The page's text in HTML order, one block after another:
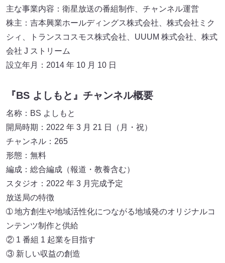
主な事業内容：衛星放送の番組制作、チャンネル運営
株主：吉本興業ホールディングス株式会社、株式会社ミク
シィ、トランスコスモス株式会社、UUUM 株式会社、株式
会社 J ストリーム
設立年月：2014 年 10 月 10 日
『BS よしもと』チャンネル概要
名称：BS よしもと
開局時期：2022 年 3 月 21 日（月・祝）
チャンネル：265
形態：無料
編成：総合編成（報道・教養含む）
スタジオ：2022 年 3 月完成予定
放送局の特徴
➀ 地方創生や地域活性化につながる地域発のオリジナルコ
ンテンツ制作と供給
② 1 番組 1 起業を目指す
③ 新しい収益の創造